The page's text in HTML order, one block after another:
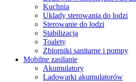
Kuchnia
Uklady sterowania do lodzi
Sterowanie do lodzi
Stabilizacja
Toalety
Zbiorniki sanitarne i pompy
Mobilne zasilanie
Akumulatory
Ladowarki akumulatorów